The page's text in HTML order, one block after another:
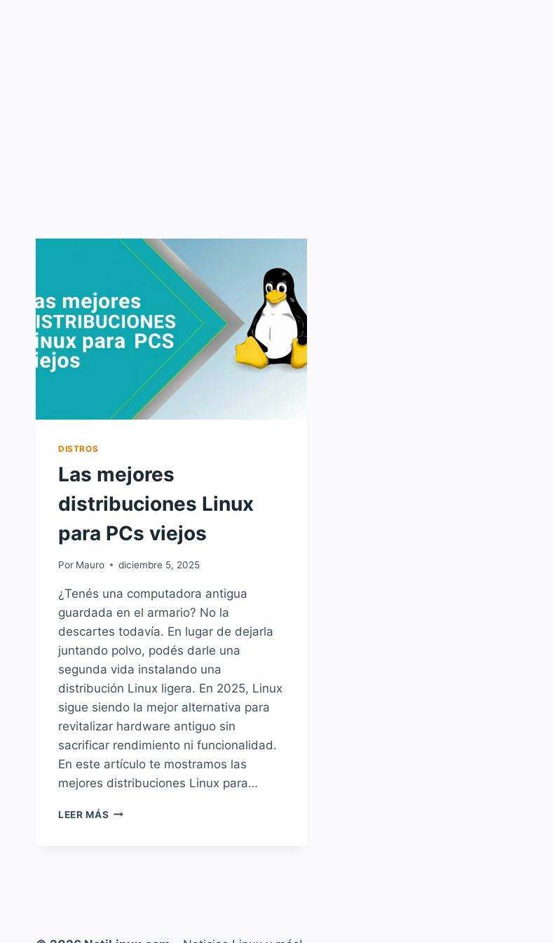
DISTROS
Las mejores
distribuciones Linux
para PCs viejos
Por Mauro diciembre 5, 2025
¿Tenés una computadora antigua
guardada en el armario? No la
descartes todavía. En lugar de dejarla
juntando polvo, podés darle una
segunda vida instalando una
distribución Linux ligera. En 2025, Linux
sigue siendo la mejor alternativa para
revitalizar hardware antiguo sin
sacrificar rendimiento ni funcionalidad.
En este artículo te mostramos las
mejores distribuciones Linux para…
LEER MÁS LAS